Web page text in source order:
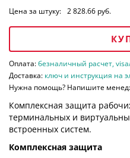
Цена за штуку: 2 828.66 руб.
Оплата:безналичный расчет,
Доставка: ключ и инструкция на
Нужна помощь? Напишите
Комплексная защита
терминальных и
встроенных систем.
Комплексная защита